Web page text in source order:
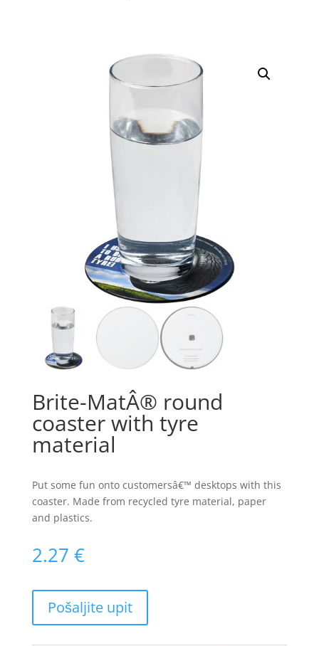
Brite-MatÂ® round
coaster with tyre
material
Put some fun onto customersâ€™ desktops with this
coaster. Made from recycled tyre material, paper
and plastics.
2.27 €